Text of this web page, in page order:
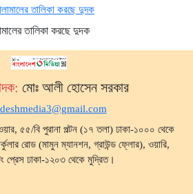
তালিকা করছে দুদক
মোঃ আলী হোসেন সরকার
৫৫/বি পুরানা পল্টন (১৭ তলা) ঢাকা-১০০০ থেকে
রোড (মামুন ম্যানশন, গ্রাউন্ড ফ্লোর), ওয়ারি,
প্রেস ঢাকা-১২০৩ থেকে মুদ্রিত।